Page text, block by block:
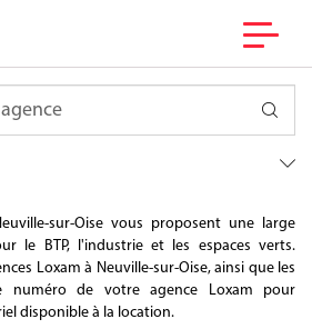
sur-Oise vous proposent une large
le BTP, l'industrie et les espaces verts.
Loxam à Neuville-sur-Oise, ainsi que les
numéro de votre agence Loxam pour
disponible à la location.